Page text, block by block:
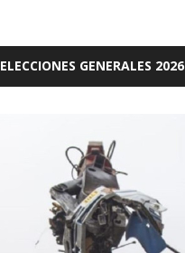
ELECCIONES GENERALES 2026